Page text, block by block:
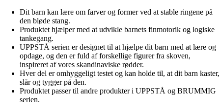
Dit barn kan lære om farver og former ved at stable ringene på
den bløde stang.
Produktet hjælper med at udvikle barnets finmotorik og logiske
tankegang.
UPPSTÅ serien er designet til at hjælpe dit barn med at lære og
opdage, og den er fuld af forskellige figurer fra skoven,
inspireret af vores skandinaviske rødder.
Hver del er omhyggeligt testet og kan holde til, at dit barn kaster,
slår og tygger på den.
Produktet passer til andre produkter i UPPSTÅ og BRUMMIG
serien.